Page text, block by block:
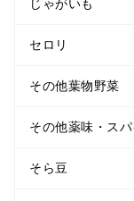
じゃがいも
セロリ
その他葉物野菜
その他薬味・スパ
そら豆